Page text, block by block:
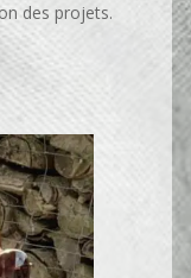
des projets.